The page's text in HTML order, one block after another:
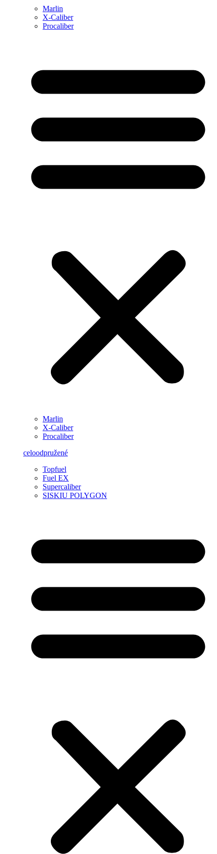
Marlin
X-Caliber
Procaliber
Marlin
X-Caliber
Procaliber
celoodpružené
Topfuel
Fuel EX
Supercaliber
SISKIU POLYGON